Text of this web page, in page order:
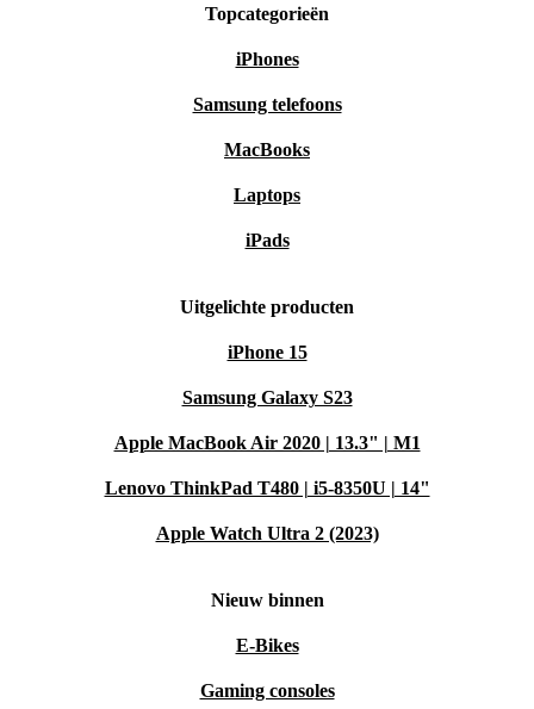
Topcategorieën
iPhones
Samsung telefoons
MacBooks
Laptops
iPads
Uitgelichte producten
iPhone 15
Samsung Galaxy S23
Apple MacBook Air 2020 | 13.3" | M1
Lenovo ThinkPad T480 | i5-8350U | 14"
Apple Watch Ultra 2 (2023)
Nieuw binnen
E-Bikes
Gaming consoles